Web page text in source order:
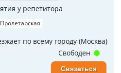
у репетитора
по всему городу (Москва)
Свободен
Связаться